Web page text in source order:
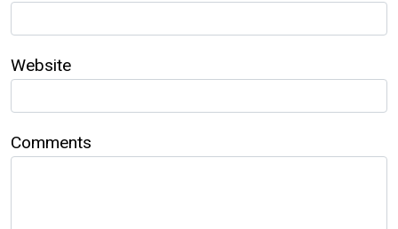
Website
Comments